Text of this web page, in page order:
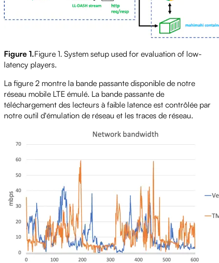
Figure 1.Figure 1. System setup used for evaluation of low-
latency players.
La figure 2 montre la bande passante disponible de notre
réseau mobile LTE émulé. La bande passante de
téléchargement des lecteurs à faible latence est contrôlée par
notre outil d'émulation de réseau et les traces de réseau.